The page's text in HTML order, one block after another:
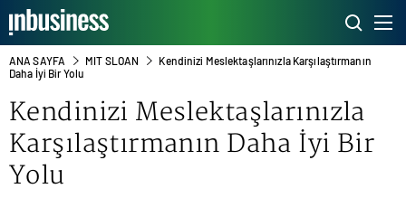
ANA SAYFA MIT SLOAN
Kendinizi Meslektaşlarınızla Karşılaştırmanın
Daha İyi Bir Yolu
Kendinizi Meslektaşlarınızla
Karşılaştırmanın Daha İyi Bir
Yolu